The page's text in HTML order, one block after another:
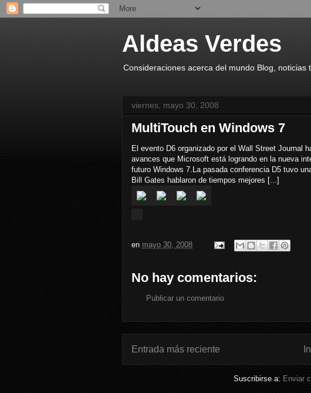
Aldeas Verdes
Consideraciones acerca del mundo Blog,
viernes, mayo 30, 2008
MultiTouch en Windows 7
El evento D6 organizado por el Wall Street Journal
avances que Microsoft está logrando en la nueva
futuro Windows 7.La pasada conferencia D5 tuvo
Bill Gates hablaron de tiempos mejores [...]
en mayo 30, 2008
No hay comentarios:
Publicar un comentario
Entrada más reciente
Suscribirse a:Enviar